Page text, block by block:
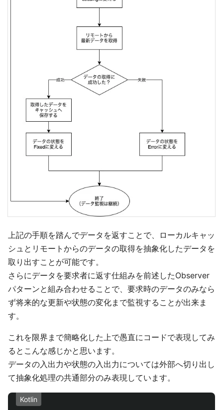
上記の手順を踏んでデータを返すことで、ローカルキャッ
シュとリモートからのデータの取得を抽象化したデータを
取り出すことが可能です。
さらにデータを要求者に返す仕組みを前述したObserver
パターンと組み合わせることで、要求時のデータのみなら
ず将来的な更新や状態の変化まで監視することが出来ま
す。
これを限界まで簡略化した上で愚直にコードで表現してみ
るとこんな感じかと思います。
データの入出力や状態の入出力については外部へ切り出し
て抽象化処理の共通部分のみ表現しています。
Kotlin